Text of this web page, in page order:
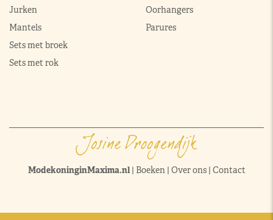
Jurken
Mantels
Sets met broek
Sets met rok
Oorhangers
Parures
ModekoninginMaxima.nl| Boeken| Over ons| Contact